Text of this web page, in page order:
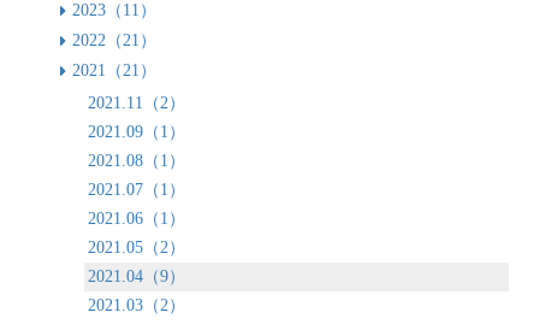
2023（11）
2022（21）
2021（21）
2021.11（2）
2021.09（1）
2021.08（1）
2021.07（1）
2021.06（1）
2021.05（2）
2021.04（9）
2021.03（2）